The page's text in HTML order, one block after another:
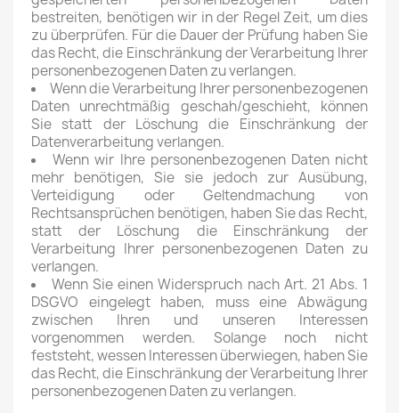
bestreiten, benötigen wir in der Regel Zeit, um dies
zu überprüfen. Für die Dauer der Prüfung haben Sie
das Recht, die Einschränkung der Verarbeitung Ihrer
personenbezogenen Daten zu verlangen.
Wenn die Verarbeitung Ihrer personenbezogenen
Daten unrechtmäßig geschah/geschieht, können
Sie statt der Löschung die Einschränkung der
Datenverarbeitung verlangen.
Wenn wir Ihre personenbezogenen Daten nicht
mehr benötigen, Sie sie jedoch zur Ausübung,
Verteidigung oder Geltendmachung von
Rechtsansprüchen benötigen, haben Sie das Recht,
statt der Löschung die Einschränkung der
Verarbeitung Ihrer personenbezogenen Daten zu
verlangen.
Wenn Sie einen Widerspruch nach Art. 21 Abs. 1
DSGVO eingelegt haben, muss eine Abwägung
zwischen Ihren und unseren Interessen
vorgenommen werden. Solange noch nicht
feststeht, wessen Interessen überwiegen, haben Sie
das Recht, die Einschränkung der Verarbeitung Ihrer
personenbezogenen Daten zu verlangen.